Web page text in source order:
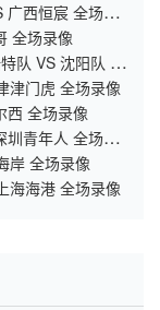
广西恒宸 全场录
全场录像
队 VS 沈阳队 全
津门虎 全场录像
西 全场录像
圳青年人 全场录
岸 全场录像
海海港 全场录像